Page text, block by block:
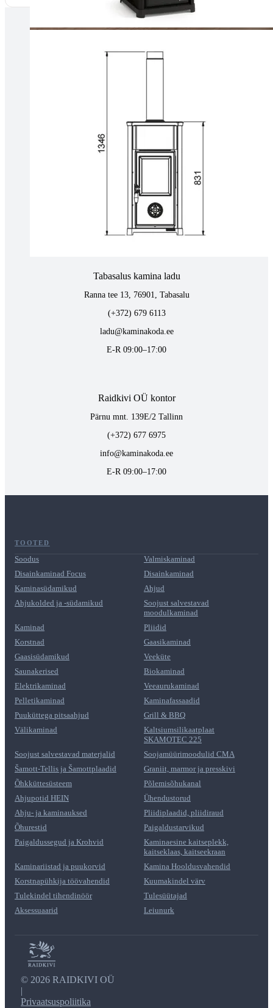
Tallinnas kaminasalong
Pärnu mnt. 139E/2, 11317, Tallinn
Tartus kivi töötlemine
Tähe 127E, Tartu
(+372) 747 7107
vaino@raidkivi.ee
E-R 09:00–17:00
Tabasalus kamina ladu
Ranna tee 13, 76901, Tabasalu
(+372) 679 6113
ladu@kaminakoda.ee
E-R 09:00–17:00
Raidkivi OÜ kontor
Pärnu mnt. 139E/2 Tallinn
(+372) 677 6975
info@kaminakoda.ee
E-R 09:00–17:00
TOOTED
Soodus
Valmiskaminad
Disainkaminad Focus
Disainkaminad
Kaminasüdamikud
Ahjud
Ahjukolded ja -südamikud
Soojust salvestavad
moodulkaminad
Kaminad
Pliidid
Korstnad
Gaasikaminad
Gaasisüdamikud
Veeküte
Saunakerised
Biokaminad
Elektrikaminad
Veeaurukaminad
Pelletikaminad
Kaminafassaadid
Puuküttega pitsaahjud
Grill & BBQ
Välikaminad
Kaltsiumsilikaatplaat
SKAMOTEC 225
Soojust salvestavad materjalid
Soojamüürimoodulid CMA
Šamott-Tellis ja Šamottplaadid
Graniit, marmor ja presskivi
Õhkküttesüsteem
Põlemisõhukanal
Ahjupotid HEIN
Ühendustorud
Ahju- ja kaminauksed
Pliidiplaadid, pliidiraud
Õhurestid
Paigaldustarvikud
Paigaldussegud ja Krohvid
Kaminaesine kaitseplekk,
kaitseklaas, kaitseekraan
Kaminariistad ja puukorvid
Kamina Hooldusvahendid
Korstnapühkija töövahendid
Kuumakindel värv
Tulekindel tihendinöör
Tulesüütajad
Aksessuaarid
Leiunurk
© 2026 RAIDKIVI OÜ
|
Privaatsuspoliitika